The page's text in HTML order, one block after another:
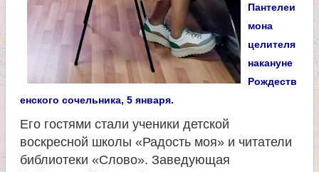
е
л
Пантелеи
мона
целителя
накануне
Рождеств
енского сочельника, 5 января.
Его гостями стали ученики детской
воскресной школы «Радость моя» и читатели
библиотеки «Слово». Заведующая